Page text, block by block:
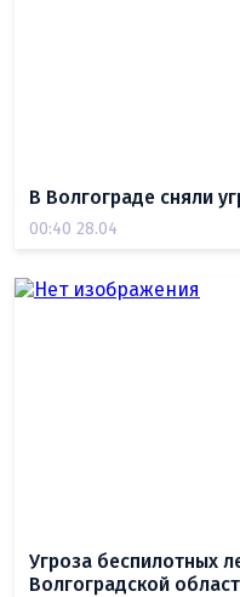
В Волгограде сняли
00:40 28.04
Угроза беспилотных
Волгоградской